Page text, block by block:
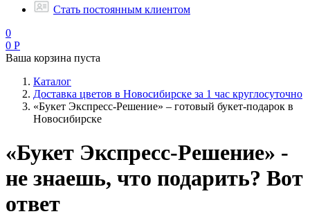
Стать постоянным клиентом
0
0 Р
Ваша корзина пуста
Каталог
Доставка цветов в Новосибирске за 1 час круглосуточно
«Букет Экспресс-Решение» – готовый букет-подарок в
Новосибирске
«Букет Экспресс-Решение» -
не знаешь, что подарить? Вот
ответ